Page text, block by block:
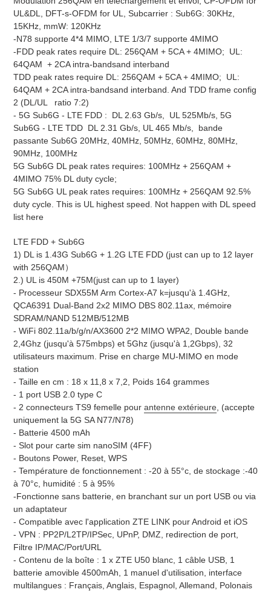
UL&DL, DFT-s-OFDM for UL, Subcarrier : Sub6G: 30KHz,
15KHz, mmW: 120KHz
-N78 supporte 4*4 MIMO, LTE 1/3/7 supporte 4MIMO
-FDD peak rates require DL: 256QAM + 5CA + 4MIMO; UL:
64QAM + 2CA intra-bandsand interband
TDD peak rates require DL: 256QAM + 5CA + 4MIMO; UL:
64QAM + 2CA intra-bandsand interband. And TDD frame config
2 (DL/UL ratio 7:2)
- 5G Sub6G - LTE FDD : DL 2.63 Gb/s, UL 525Mb/s, 5G
Sub6G - LTE TDD DL 2.31 Gb/s, UL 465 Mb/s, bande
passante Sub6G 20MHz, 40MHz, 50MHz, 60MHz, 80MHz,
90MHz, 100MHz
5G Sub6G DL peak rates requires: 100MHz + 256QAM +
4MIMO 75% DL duty cycle;
5G Sub6G UL peak rates requires: 100MHz + 256QAM 92.5%
duty cycle. This is UL highest speed. Not happen with DL speed
list here
LTE FDD + Sub6G
1) DL is 1.43G Sub6G + 1.2G LTE FDD (just can up to 12 layer
with 256QAM）
2.) UL is 450M +75M(just can up to 1 layer)
- Processeur SDX55M Arm Cortex-A7 k=jusqu'à 1.4GHz,
QCA6391 Dual-Band 2x2 MIMO DBS 802.11ax, mémoire
SDRAM/NAND 512MB/512MB
- WiFi 802.11a/b/g/n/AX3600 2*2 MIMO WPA2, Double bande
2,4Ghz (jusqu'à 575mbps) et 5Ghz (jusqu'à 1,2Gbps), 32
utilisateurs maximum. Prise en charge MU-MIMO en mode
station
- Taille en cm : 18 x 11,8 x 7,2, Poids 164 grammes
- 1 port USB 2.0 type C
- 2 connecteurs TS9 femelle pour antenne extérieure , (accepte
uniquement la 5G SA N77/N78)
- Batterie 4500 mAh
- Slot pour carte sim nanoSIM (4FF)
- Boutons Power, Reset, WPS
- Température de fonctionnement : -20 à 55°c, de stockage :-40
à 70°c, humidité : 5 à 95%
-Fonctionne sans batterie, en branchant sur un port USB ou via
un adaptateur
- Compatible avec l'application ZTE LINK pour Android et iOS
- VPN : PP2P/L2TP/IPSec, UPnP, DMZ, redirection de port,
Filtre IP/MAC/Port/URL
- Contenu de la boîte : 1 x ZTE U50 blanc, 1 câble USB, 1
batterie amovible 4500mAh, 1 manuel d'utilisation, interface
multilangues : Français, Anglais, Espagnol, Allemand, Polonais